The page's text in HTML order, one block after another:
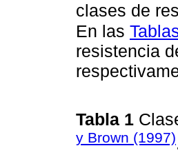
clases de
En las
resistencia
Tabla 1
y Brown (1997)